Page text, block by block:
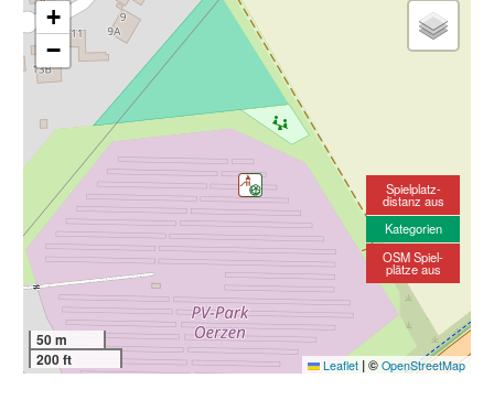
+
−
50 m
200 ft
Leaflet |© OpenStreetMap
Spielplatz-
distanz aus
Kategorien
OSM Spiel-
plätze aus